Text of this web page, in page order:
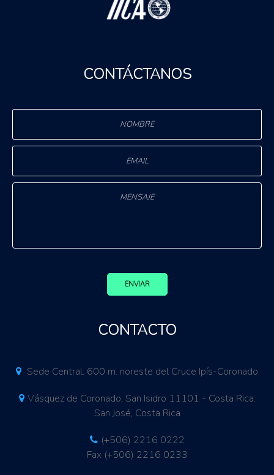
CONTÁCTANOS
ENVIAR
CONTACTO
Sede Central. 600 m. noreste del Cruce Ipís-Coronado
Vásquez de Coronado, San Isidro 11101 - Costa Rica.
San José, Costa Rica
(+506) 2216 0222
Fax (+506) 2216 0233